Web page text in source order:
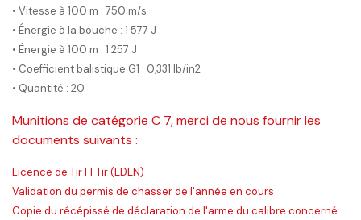
• Vitesse à 100 m : 750 m/s
• Énergie à la bouche : 1 577 J
• Énergie à 100 m : 1 257 J
• Coefficient balistique G1 : 0,331 lb/in2
• Quantité : 20
Munitions de catégorie C 7, merci de nous fournir les
documents suivants :
Licence de Tir FFTir (EDEN)
Validation du permis de chasser de l'année en cours
Copie du récépissé de déclaration de l'arme du calibre concerné